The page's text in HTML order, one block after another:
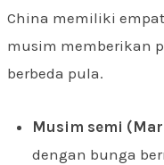
China memiliki
musim memberikan
berbeda pula.
Musim semi
dengan bunga